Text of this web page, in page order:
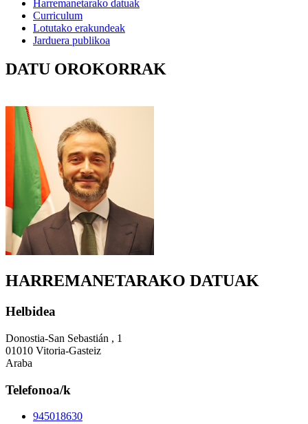
Harremanetarako datuak
Curriculum
Lotutako erakundeak
Jarduera publikoa
DATU OROKORRAK
HARREMANETARAKO DATUAK
Helbidea
Donostia-San Sebastián , 1
01010 Vitoria-Gasteiz
Araba
Telefonoa/k
945018630